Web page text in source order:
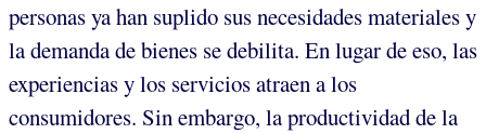
personas ya han suplido sus necesidades materiales y
la demanda de bienes se debilita. En lugar de eso, las
experiencias y los servicios atraen a los
consumidores. Sin embargo, la productividad de la